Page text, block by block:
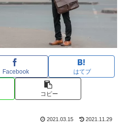
Facebook はてブ
コピー
2021.03.15 2021.11.29